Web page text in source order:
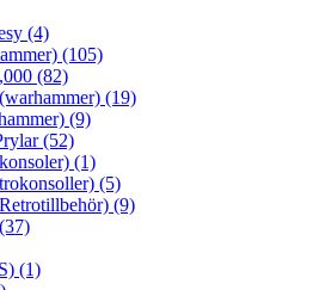
(4)
(105)
(82)
(19)
(9)
(52)
(1)
(5)
(9)
(37)
(1)